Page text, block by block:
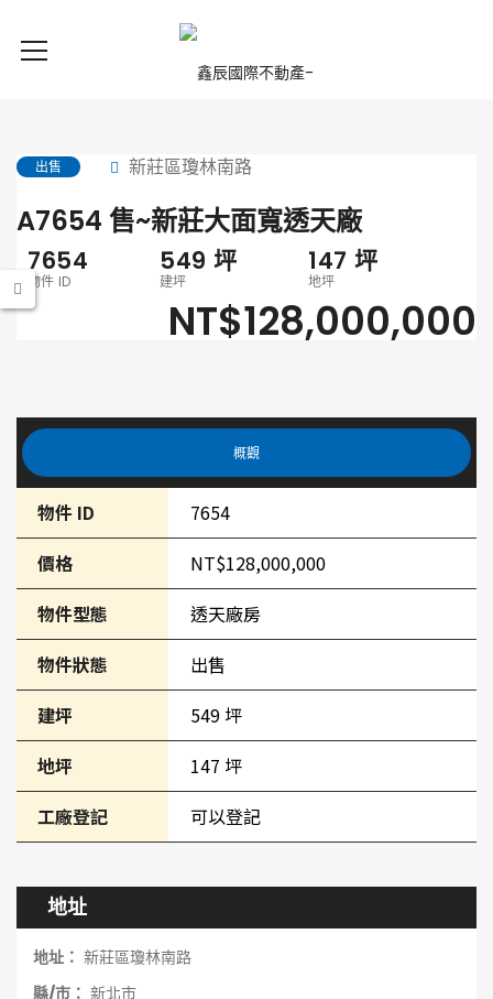
出售 新莊區瓊林南路
A7654 售~新莊大面寬透天廠
7654
物件 ID
549 坪
建坪
147 坪
地坪
NT$128,000,000
地址
地址： 新莊區瓊林南路
縣/市： 新北市
概觀
物件 ID
7654
價格
NT$128,000,000
物件型態
透天廠房
物件狀態
出售
建坪
549 坪
地坪
147 坪
工廠登記
可以登記